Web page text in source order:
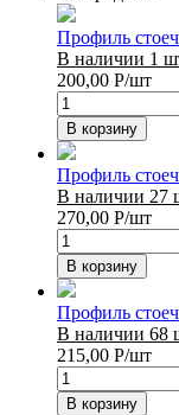
Профиль
В наличии 1
200,00 Р/шт
В корзину
Профиль
В наличии 27
270,00 Р/шт
В корзину
Профиль
В наличии 68
215,00 Р/шт
В корзину